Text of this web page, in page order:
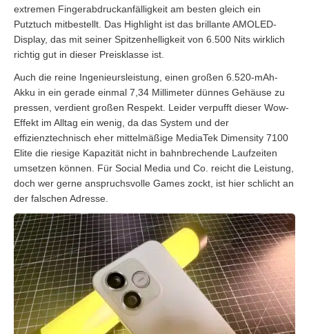
extremen Fingerabdruckanfälligkeit am besten gleich ein
Putztuch mitbestellt. Das Highlight ist das brillante AMOLED-
Display, das mit seiner Spitzenhelligkeit von 6.500 Nits wirklich
richtig gut in dieser Preisklasse ist.
Auch die reine Ingenieursleistung, einen großen 6.520-mAh-
Akku in ein gerade einmal 7,34 Millimeter dünnes Gehäuse zu
pressen, verdient großen Respekt. Leider verpufft dieser Wow-
Effekt im Alltag ein wenig, da das System und der
effizienztechnisch eher mittelmäßige MediaTek Dimensity 7100
Elite die riesige Kapazität nicht in bahnbrechende Laufzeiten
umsetzen können. Für Social Media und Co. reicht die Leistung,
doch wer gerne anspruchsvolle Games zockt, ist hier schlicht an
der falschen Adresse.